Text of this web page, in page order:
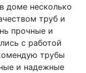
доме несколько
труб и
прочные и
с работой
трубы
и надежные